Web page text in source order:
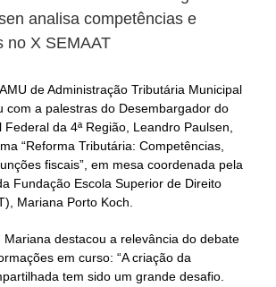
analisa competências e
no X SEMAAT
de Administração Tributária Municipal
com a palestras do Desembargador do
Federal da 4ª Região, Leandro Paulsen,
“Reforma Tributária: Competências,
fiscais”, em mesa coordenada pela
Fundação Escola Superior de Direito
Mariana Porto Koch.
Mariana destacou a relevância do debate
em curso: “A criação da
tem sido um grande desafio.